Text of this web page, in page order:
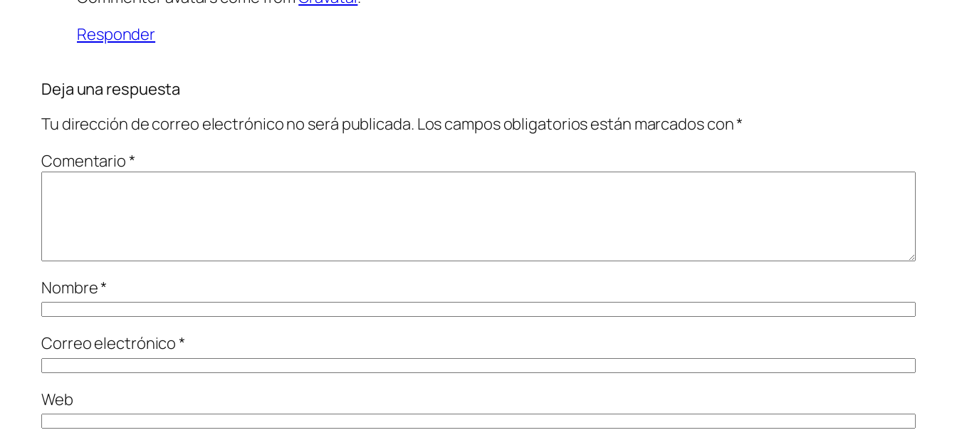
Responder
Deja una respuesta
Tu dirección de correo electrónico no será publicada. Los campos obligatorios están marcados con*
Comentario*
Nombre*
Correo electrónico*
Web